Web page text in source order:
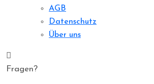
AGB
Datenschutz
Über uns
Fragen?